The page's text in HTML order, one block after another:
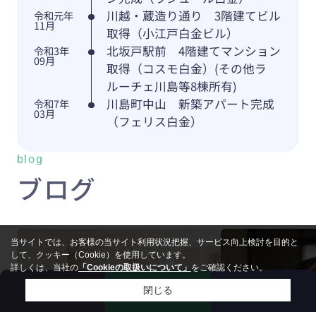
令和元年
11月
川越・蔵造り通り 3階建てビル
取得（小江戸白金ビル）
令和3年
09月
北坂戸駅前 4階建てマンション
取得（コスモ白金）(その他ラ
ルーチェ川島等8棟所有)
令和7年
03月
川島町中山 新築アパート完成
（フェリス白金）
blog
ブログ
お問い合わせ
当サイトでは、お客様の当サイト利用状況把握、サービス向上検討を目的と
して、クッキー（Cookie）を使用しています。
詳しくは、当社の 「Cookieの取扱いについて」をご確認ください。
閉じる